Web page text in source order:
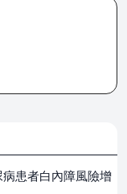
患者白內障風險增